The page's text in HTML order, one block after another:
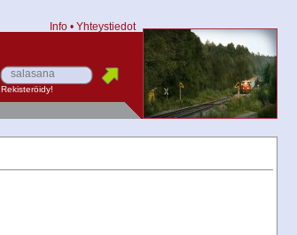
Info • Yhteystiedot
Rekisteröidy!